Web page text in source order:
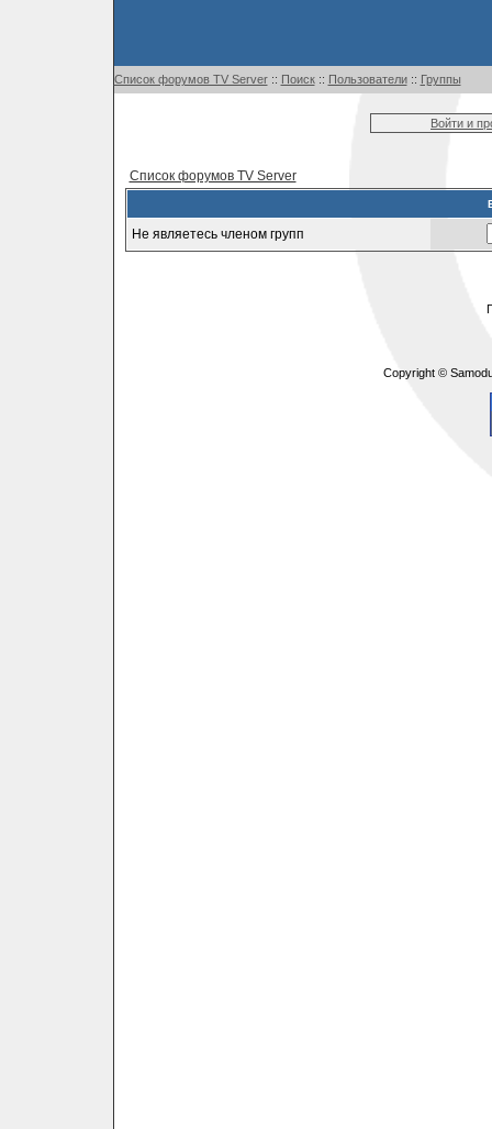
Список форумов TV Server:: Поиск:: Пользователи:: Группы
Войти и
Список форумов TV Server
Не являетесь членом групп
Copyright ©